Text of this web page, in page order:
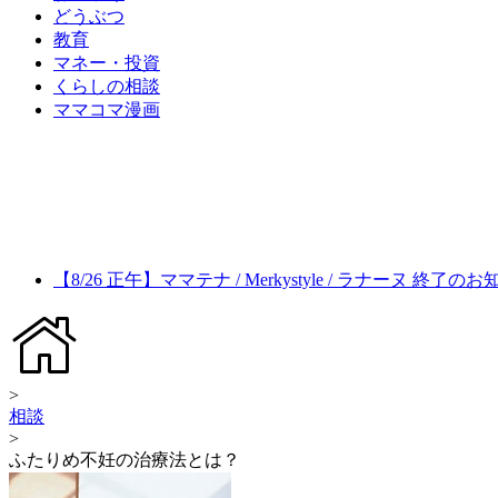
どうぶつ
教育
マネー・投資
くらしの相談
ママコマ漫画
【8/26 正午】ママテナ / Merkystyle / ラナーヌ 終了のお
>
相談
>
ふたりめ不妊の治療法とは？